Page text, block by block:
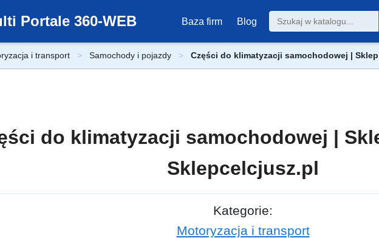
Portale 360-WEB Baza firm Blog
i transport Samochody i pojazdy Części do klimatyzacji samochodowej |
do klimatyzacji samochodowej |
Sklepcelcjusz.pl
Kategorie:
Motoryzacja i transport